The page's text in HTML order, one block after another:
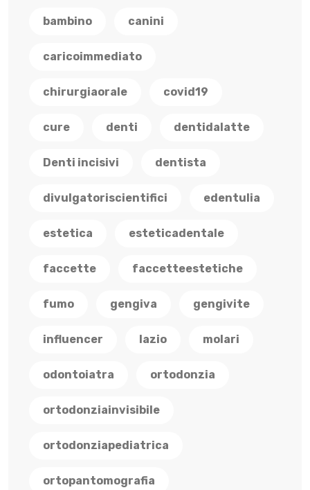
bambino canini
caricoimmediato
chirurgiaorale covid19
cure denti dentidalatte
Denti incisivi dentista
divulgatoriscientifici edentulia
estetica esteticadentale
faccette faccetteestetiche
fumo gengiva gengivite
influencer lazio molari
odontoiatra ortodonzia
ortodonziainvisibile
ortodonziapediatrica
ortopantomografia